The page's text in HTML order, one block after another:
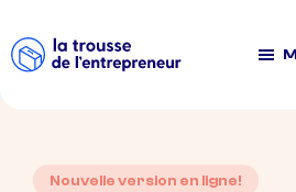
Nouvelle version en ligne!